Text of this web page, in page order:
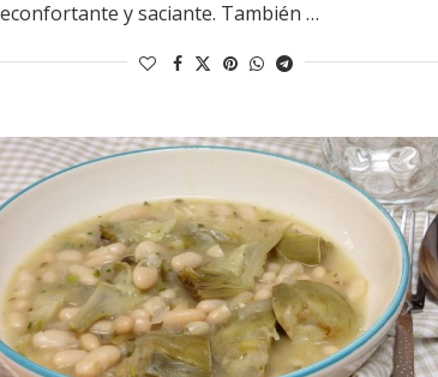
y saciante. También …